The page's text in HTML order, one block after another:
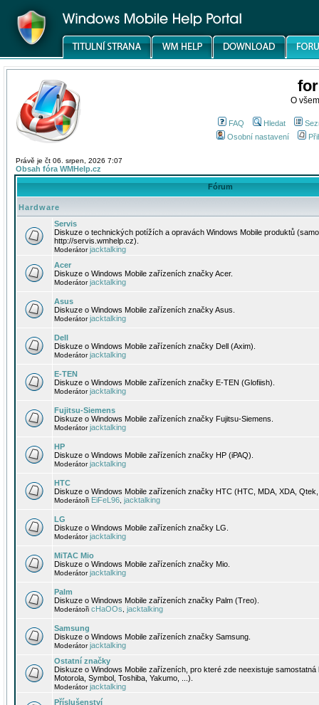
O
FAQ Hledat
Osobní nastavení
Právě je čt 06. srpen, 2026 7:07
Obsah fóra WMHelp.cz
Fórum
Hardware
Servis
Diskuze o technických potížích a opravách Windows Mobile produktů
http://servis.wmhelp.cz).
Moderátorjacktalking
Acer
Diskuze o Windows Mobile zařízeních značky Acer.
Moderátorjacktalking
Asus
Diskuze o Windows Mobile zařízeních značky Asus.
Moderátorjacktalking
Dell
Diskuze o Windows Mobile zařízeních značky Dell (Axim).
Moderátorjacktalking
E-TEN
Diskuze o Windows Mobile zařízeních značky E-TEN (Glofiish).
Moderátorjacktalking
Fujitsu-Siemens
Diskuze o Windows Mobile zařízeních značky Fujitsu-Siemens.
Moderátorjacktalking
HP
Diskuze o Windows Mobile zařízeních značky HP (iPAQ).
Moderátorjacktalking
HTC
Diskuze o Windows Mobile zařízeních značky HTC (HTC, MDA, XDA,
Moderátoři EiFeL96 jacktalking
LG
Diskuze o Windows Mobile zařízeních značky LG.
Moderátorjacktalking
MiTAC Mio
Diskuze o Windows Mobile zařízeních značky Mio.
Moderátorjacktalking
Palm
Diskuze o Windows Mobile zařízeních značky Palm (Treo).
Moderátoři cHaOOs jacktalking
Samsung
Diskuze o Windows Mobile zařízeních značky Samsung.
Moderátorjacktalking
Ostatní značky
Diskuze o Windows Mobile zařízeních, pro které zde neexistuje
Motorola, Symbol, Toshiba, Yakumo, ...).
Moderátorjacktalking
Příslušenství